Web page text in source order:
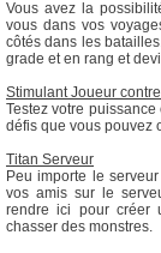
Vous avez la
vous dans vos
côtés dans les
grade et en rang et
Stimulant Joueur
Testez votre
défis que vous pouvez
Titan Serveur
Peu importe le
vos amis sur le
rendre ici pour créer
chasser des monstres.